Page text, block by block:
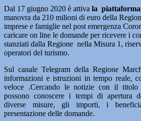
Dal 17 giugno 2020 è attiva la piattaforma
manovra da 210 milioni di euro della
imprese e famiglie nel post emergenza
caricare on line le domande per ricevere i
stanziati dalla Regione nella Misura 1,
operatori del turismo.
Sul canale Telegram della Regione
informazioni e istruzioni in tempo reale,
veloce .Cercando le notizie con il
possono conoscere i tempi di apertura
diverse misure, gli importi, i
presentazione delle domande.